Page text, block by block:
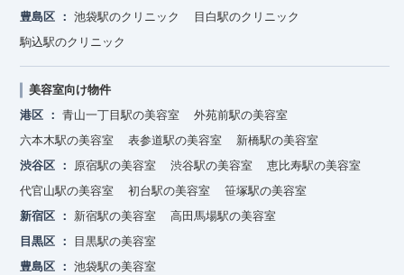
豊島区
池袋駅のクリニック
目白駅のクリニック
駒込駅のクリニック
美容室向け物件
港区
青山一丁目駅の美容室
外苑前駅の美容室
六本木駅の美容室
表参道駅の美容室
新橋駅の美容室
渋谷区
原宿駅の美容室 渋谷駅の美容室
恵比寿駅の美容室
代官山駅の美容室
初台駅の美容室
笹塚駅の美容室
新宿区
新宿駅の美容室
高田馬場駅の美容室
目黒区
目黒駅の美容室
豊島区
池袋駅の美容室